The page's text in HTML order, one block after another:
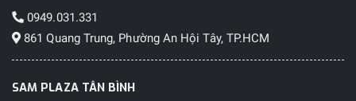
0949.031.331
861 Quang Trung, Phường An Hội Tây, TP.HCM
SAM PLAZA TÂN BÌNH